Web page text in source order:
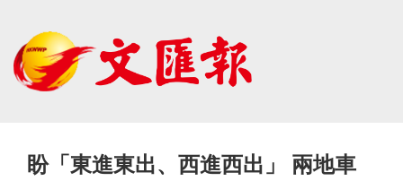
盼「東進東出、西進西出」 兩地車